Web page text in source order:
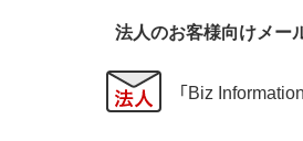
法人のお客様向けメー
「Biz